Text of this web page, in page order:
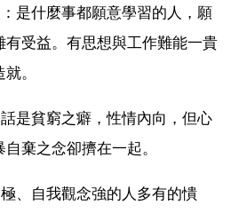
是什麼事都願意學習的人，願
受益。有思想與工作難能一貴
。
是貧窮之癖，性情內向，但心
棄之念卻擠在一起。
、自我觀念強的人多有的憒